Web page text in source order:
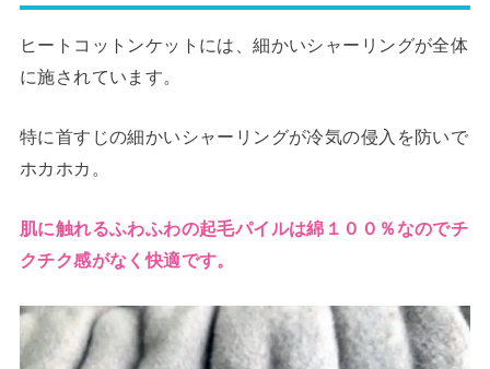
ヒートコットンケットには、細かいシャーリングが全体
に施されています。
特に首すじの細かいシャーリングが冷気の侵入を防いで
ホカホカ。
肌に触れるふわふわの起毛パイルは綿１００％なのでチ
クチク感がなく快適です。